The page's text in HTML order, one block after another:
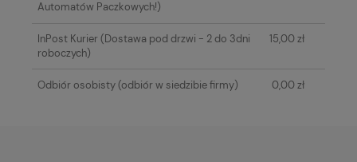
Automatów Paczkowych!)
InPost Kurier(Dostawa pod drzwi - 2 do 3dni
roboczych)
15,00 zł
Odbiór osobisty(odbiór w siedzibie firmy) 0,00 zł